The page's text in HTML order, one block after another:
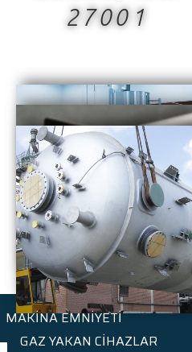
27001
GAZ YAKAN